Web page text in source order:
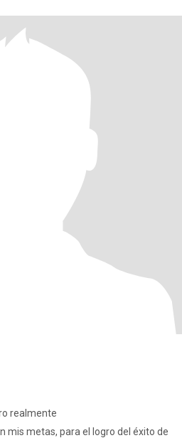
realmente
mis metas, para el logro del éxito de